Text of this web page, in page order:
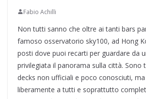
Fabio Achilli
Non tutti sanno che oltre ai tanti bars
famoso osservatorio sky100, ad Hong
posti dove puoi recarti per guardare da
privilegiata il panorama sulla città. Sono
decks non ufficiali e poco conosciuti, ma
liberamente a tutti e soprattutto